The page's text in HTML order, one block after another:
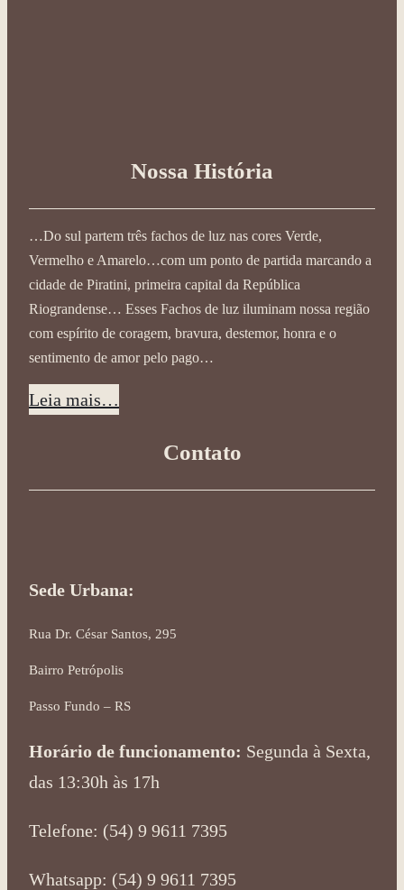
Nossa História
…Do sul partem três fachos de luz nas cores Verde,
Vermelho e Amarelo…com um ponto de partida marcando a
cidade de Piratini, primeira capital da República
Riograndense… Esses Fachos de luz iluminam nossa região
com espírito de coragem, bravura, destemor, honra e o
sentimento de amor pelo pago…
Leia mais…
Contato
Sede Urbana:
Rua Dr. César Santos, 295
Bairro Petrópolis
Passo Fundo – RS
Horário de funcionamento: Segunda à Sexta,
das 13:30h às 17h
Telefone: (54) 9 9611 7395
Whatsapp: (54) 9 9611 7395